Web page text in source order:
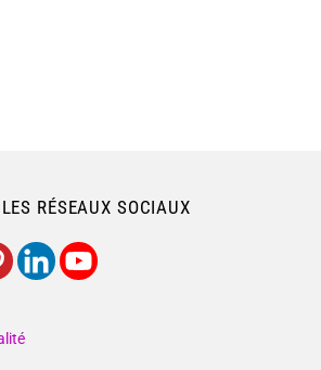
RÉSEAUX SOCIAUX